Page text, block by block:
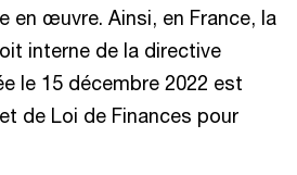
en œuvre. Ainsi, en France, la
interne de la directive
le 15 décembre 2022 est
de Loi de Finances pour